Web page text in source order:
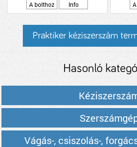
A bolthoz
Info
Praktiker kéziszerszám
Hasonló
Vágás-, csiszolás-,